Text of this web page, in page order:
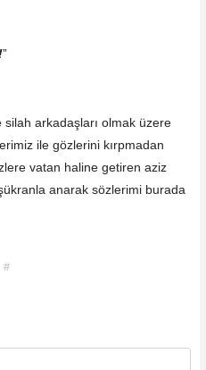
”
arkadaşları olmak üzere
ile gözlerini kırpmadan
vatan haline getiren aziz
anarak sözlerimi burada
#